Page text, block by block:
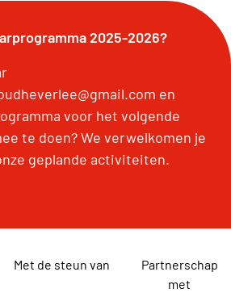
2025-2026?
en
voor het volgende
te doen? We verwelkomen je
geplande activiteiten.
Met de steun van
Partnerschap
met